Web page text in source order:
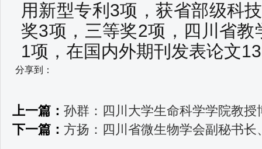
用新型专利3项，获省部级科
奖3项，三等奖2项，四川省教
1项，在国内外期刊发表论文
分享到：
上一篇： 孙群：四川大学生命科学学院教授
下一篇： 方扬：四川省微生物学会副秘书长